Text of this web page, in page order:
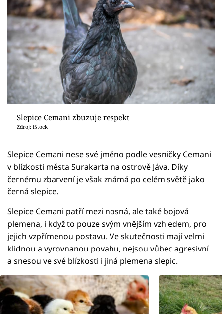
Slepice Cemani zbuzuje respekt
Zdroj: iStock
Slepice Cemani nese své jméno podle vesničky Cemani
v blízkosti města Surakarta na ostrově Jáva. Díky
černému zbarvení je však známá po celém světě jako
černá slepice.
Slepice Cemani patří mezi nosná, ale také bojová
plemena, i když to pouze svým vnějším vzhledem, pro
jejich vzpřímenou postavu. Ve skutečnosti mají velmi
klidnou a vyrovnanou povahu, nejsou vůbec agresivní
a snesou ve své blízkosti i jiná plemena slepic.